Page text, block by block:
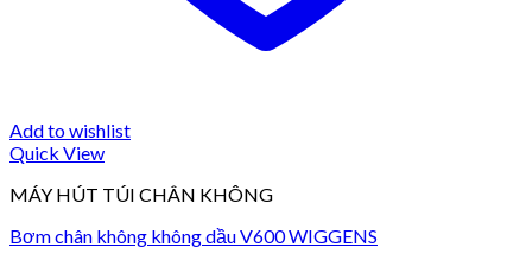
Add to wishlist
Quick View
MÁY HÚT TÚI CHÂN KHÔNG
Bơm chân không không dầu V600 WIGGENS